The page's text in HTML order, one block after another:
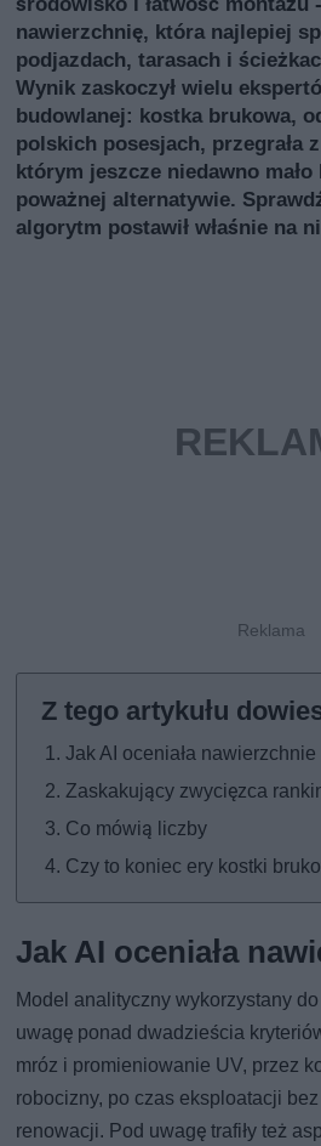
nawierzchnię, która najlepiej
podjazdach, tarasach i
Wynik zaskoczył wielu
budowlanej: kostka brukowa,
polskich posesjach, przegrała
którym jeszcze niedawno mało
poważnej alternatywie.
algorytm postawił właśnie na
Jak AI oceniała nawierzchnie
Zaskakujący zwycięzca
Co mówią liczby
Czy to koniec ery kostki
Jak AI oceniała
Model analityczny wykorzystany
uwagę ponad dwadzieścia
mróz i promieniowanie UV, przez
robocizny, po czas eksploatacji
renowacji. Pod uwagę trafiły też